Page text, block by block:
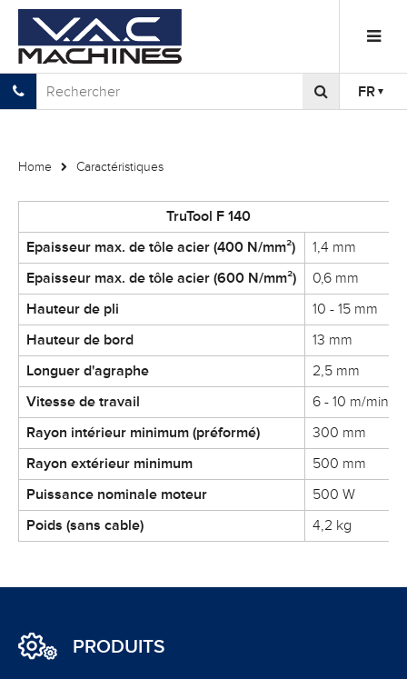
FR
Home Caractéristiques
TruTool F 140
Epaisseur max. de tôle acier (400 N/mm²)
1,4 mm
Epaisseur max. de tôle acier (600 N/mm²)
0,6 mm
Hauteur de pli
10 - 15 mm
Hauteur de bord
13 mm
Longuer d'agraphe
2,5 mm
Vitesse de travail
6 - 10 m/min
Rayon intérieur minimum (préformé)
300 mm
Rayon extérieur minimum
500 mm
Puissance nominale moteur
500 W
Poids (sans cable)
4,2 kg
PRODUITS